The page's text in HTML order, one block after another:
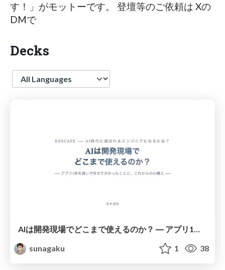
す！」がモットーです。 登壇等のご依頼は Xの
DMで
Decks
Language
AIは開発現場でどこまで使えるのか？ ― アプリ1本を通しで任せて分かったことと、これからの心構え ―
sunagaku
1 38